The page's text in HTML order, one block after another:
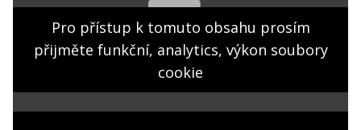
Obchodní podmínky
Hledaná fráze Hledat
Pro přístup k tomuto obsahu prosím
přijměte funkční, analytics, výkon soubory
cookie